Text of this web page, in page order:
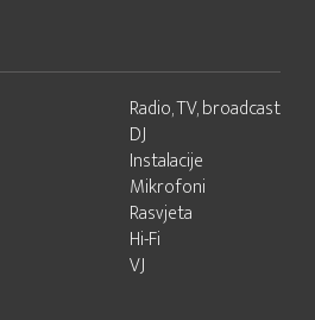
Radio, TV, broadcast
DJ
Instalacije
Mikrofoni
Rasvjeta
Hi-Fi
VJ